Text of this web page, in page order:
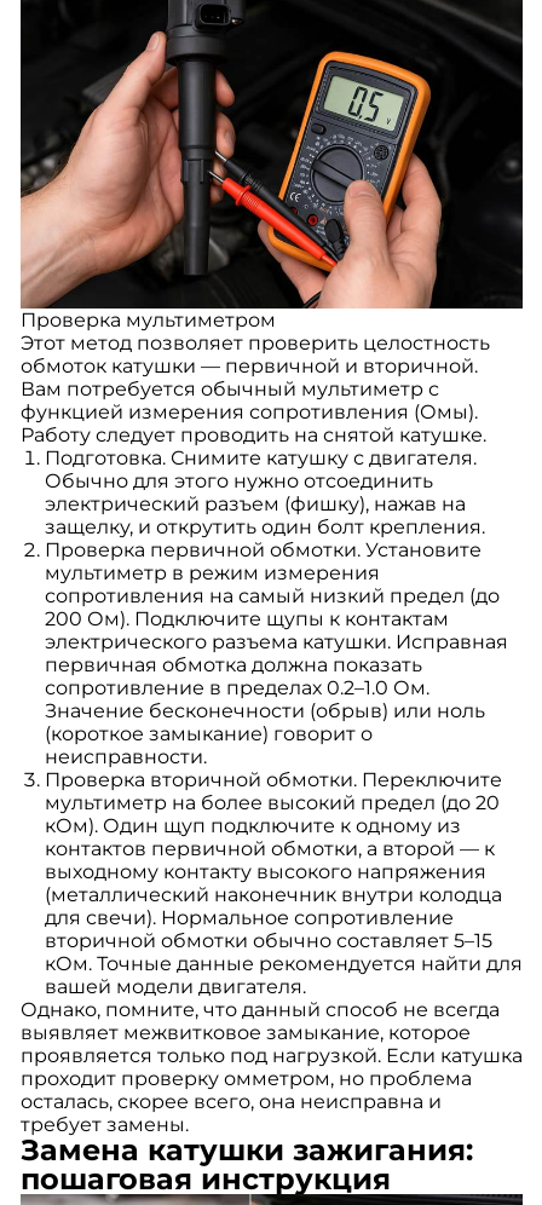
Проверка мультиметром
Этот метод позволяет проверить целостность
обмоток катушки — первичной и вторичной.
Вам потребуется обычный мультиметр с
функцией измерения сопротивления (Омы).
Работу следует проводить на снятой катушке.
Подготовка. Снимите катушку с двигателя.
Обычно для этого нужно отсоединить
электрический разъем (фишку), нажав на
защелку, и открутить один болт крепления.
Проверка первичной обмотки. Установите
мультиметр в режим измерения
сопротивления на самый низкий предел (до
200 Ом). Подключите щупы к контактам
электрического разъема катушки. Исправная
первичная обмотка должна показать
сопротивление в пределах 0.2–1.0 Ом.
Значение бесконечности (обрыв) или ноль
(короткое замыкание) говорит о
неисправности.
Проверка вторичной обмотки. Переключите
мультиметр на более высокий предел (до 20
кОм). Один щуп подключите к одному из
контактов первичной обмотки, а второй — к
выходному контакту высокого напряжения
(металлический наконечник внутри колодца
для свечи). Нормальное сопротивление
вторичной обмотки обычно составляет 5–15
кОм. Точные данные рекомендуется найти для
вашей модели двигателя.
Однако, помните, что данный способ не всегда
выявляет межвитковое замыкание, которое
проявляется только под нагрузкой. Если катушка
проходит проверку омметром, но проблема
осталась, скорее всего, она неисправна и
требует замены.
Замена катушки зажигания:
пошаговая инструкция